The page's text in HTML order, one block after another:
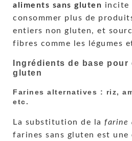
aliments sans gluten incite
consommer plus de
entiers non gluten, et
fibres comme les légumes
Ingrédients de base pour
gluten
Farines alternatives : riz,
etc.
La substitution de la farine
farines sans gluten est une